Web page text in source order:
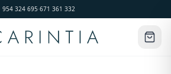
954 324 695·671 361 332